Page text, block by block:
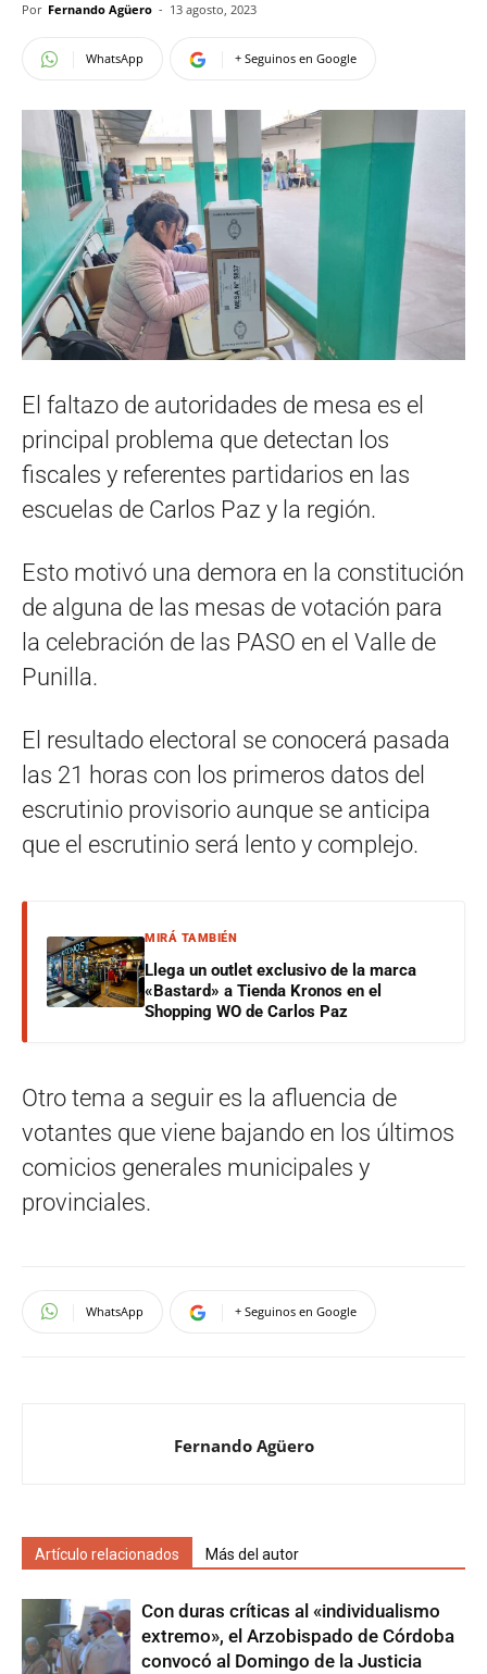
Por Fernando Agüero - 13 agosto, 2023
WhatsApp + Seguinos en Google
El faltazo de autoridades de mesa es el
principal problema que detectan los
fiscales y referentes partidarios en las
escuelas de Carlos Paz y la región.
Esto motivó una demora en la constitución
de alguna de las mesas de votación para
la celebración de las PASO en el Valle de
Punilla.
El resultado electoral se conocerá pasada
las 21 horas con los primeros datos del
escrutinio provisorio aunque se anticipa
que el escrutinio será lento y complejo.
MIRÁ TAMBIÉN
Llega un outlet exclusivo de la marca
«Bastard» a Tienda Kronos en el
Shopping WO de Carlos Paz
Otro tema a seguir es la afluencia de
votantes que viene bajando en los últimos
comicios generales municipales y
provinciales.
WhatsApp + Seguinos en Google
Fernando Agüero
Artículo relacionados Más del autor
Con duras críticas al «individualismo
extremo», el Arzobispado de Córdoba
convocó al Domingo de la Justicia